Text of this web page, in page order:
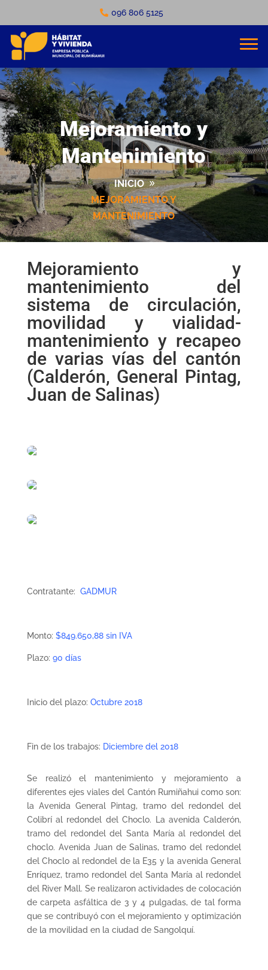
096 806 5125
Mejoramiento y
Mantenimiento
INICIO
MEJORAMIENTO Y
MANTENIMIENTO
Mejoramiento y
mantenimiento del
sistema de circulación,
movilidad y vialidad-
mantenimiento y recapeo
de varias vías del cantón
(Calderón, General Pintag,
Juan de Salinas)
Contratante: GADMUR
Monto: $849.650,88 sin IVA
Plazo: 90 días
Inicio del plazo: Octubre 2018
Fin de los trabajos: Diciembre del 2018
Se realizó el mantenimiento y mejoramiento a
diferentes ejes viales del Cantón Rumiñahui como son:
la Avenida General Pintag, tramo del redondel del
Colibrí al redondel del Choclo. La avenida Calderón,
tramo del redondel del Santa María al redondel del
choclo. Avenida Juan de Salinas, tramo del redondel
del Choclo al redondel de la E35 y la avenida General
Enríquez, tramo redondel del Santa María al redondel
del River Mall. Se realizaron actividades de colocación
de carpeta asfáltica de 3 y 4 pulgadas, de tal forma
que se contribuyó con el mejoramiento y optimización
de la movilidad en la ciudad de Sangolquí.